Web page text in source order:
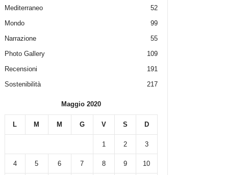
Mediterraneo
52
Mondo
99
Narrazione
55
Photo Gallery
109
Recensioni
191
Sostenibilità
217
Maggio 2020
L M M G V S D
1 2 3
4 5 6 7 8 9 10